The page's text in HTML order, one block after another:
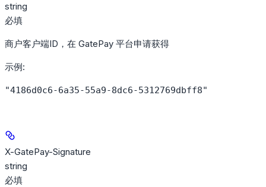
string
必填
商户客户端ID，在 GatePay 平台申请获得
示例:
"4186d0c6-6a35-55a9-8dc6-5312769dbff8"
X-GatePay-Signature
string
必填